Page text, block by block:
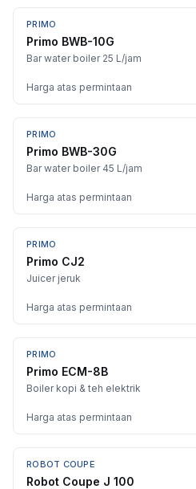
PRIMO
Primo BWB-10G
Bar water boiler 25 L/jam
Harga atas permintaan
PRIMO
Primo BWB-30G
Bar water boiler 45 L/jam
Harga atas permintaan
PRIMO
Primo CJ2
Juicer jeruk
Harga atas permintaan
PRIMO
Primo ECM-8B
Boiler kopi & teh elektrik
Harga atas permintaan
ROBOT COUPE
Robot Coupe J 100